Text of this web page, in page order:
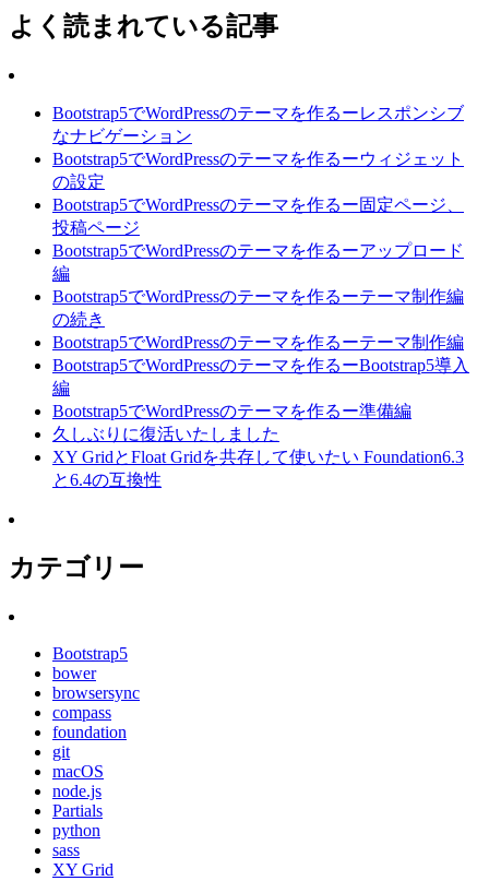
よく読まれている記事
Bootstrap5でWordPressのテーマを作るーレスポンシブ
なナビゲーション
Bootstrap5でWordPressのテーマを作るーウィジェット
の設定
Bootstrap5でWordPressのテーマを作るー固定ページ、
投稿ページ
Bootstrap5でWordPressのテーマを作るーアップロード
編
Bootstrap5でWordPressのテーマを作るーテーマ制作編
の続き
Bootstrap5でWordPressのテーマを作るーテーマ制作編
Bootstrap5でWordPressのテーマを作るーBootstrap5導入
編
Bootstrap5でWordPressのテーマを作るー準備編
久しぶりに復活いたしました
XY GridとFloat Gridを共存して使いたい Foundation6.3
と6.4の互換性
カテゴリー
Bootstrap5
bower
browsersync
compass
foundation
git
macOS
node.js
Partials
python
sass
XY Grid